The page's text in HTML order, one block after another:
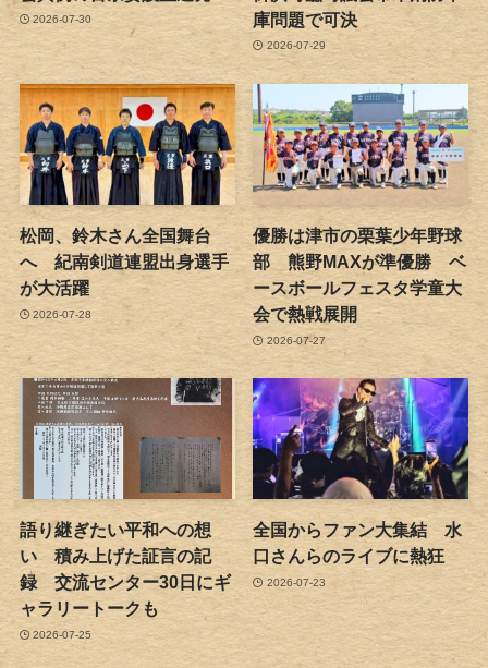
2026-07-30
庫問題で可決
2026-07-29
松岡、鈴木さん全国舞台
へ 紀南剣道連盟出身選手
が大活躍
2026-07-28
優勝は津市の栗葉少年野球
部 熊野MAXが準優勝 ベ
ースボールフェスタ学童大
会で熱戦展開
2026-07-27
語り継ぎたい平和への想
い 積み上げた証言の記
録 交流センター30日にギ
ャラリートークも
2026-07-25
全国からファン大集結 水
口さんらのライブに熱狂
2026-07-23